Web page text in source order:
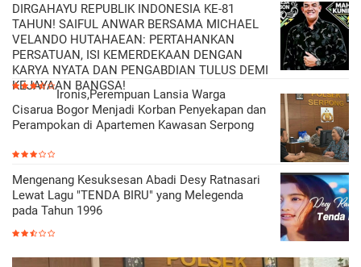
DIRGAHAYU REPUBLIK INDONESIA KE-81
TAHUN! SAIFUL ANWAR BERSAMA MICHAEL
VELANDO HUTAHAEAN: PERTAHANKAN
PERSATUAN, ISI KEMERDEKAAN DENGAN
KARYA NYATA DAN PENGABDIAN TULUS DEMI
KEJAYAAN BANGSA!
Ironis,Perempuan Lansia Warga
Cisarua Bogor Menjadi Korban Penyekapan dan
Perampokan di Apartemen Kawasan Serpong
Mengenang Kesuksesan Abadi Desy Ratnasari
Lewat Lagu "TENDA BIRU" yang Melegenda
pada Tahun 1996